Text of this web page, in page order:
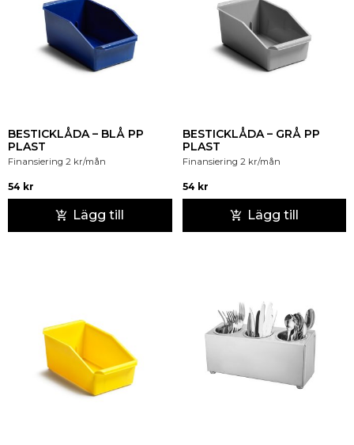
BESTICKLÅDA – BLÅ PP
PLAST
Finansiering 2 kr/mån
54 kr
Lägg till
BESTICKLÅDA – GRÅ PP
PLAST
Finansiering 2 kr/mån
54 kr
Lägg till